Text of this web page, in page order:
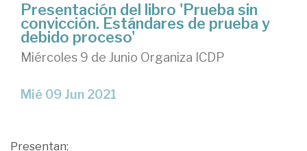
Presentación del libro 'Prueba sin
convicción. Estándares de prueba y
debido proceso'
Miércoles 9 de Junio Organiza ICDP
Mié 09 Jun 2021
Presentan: